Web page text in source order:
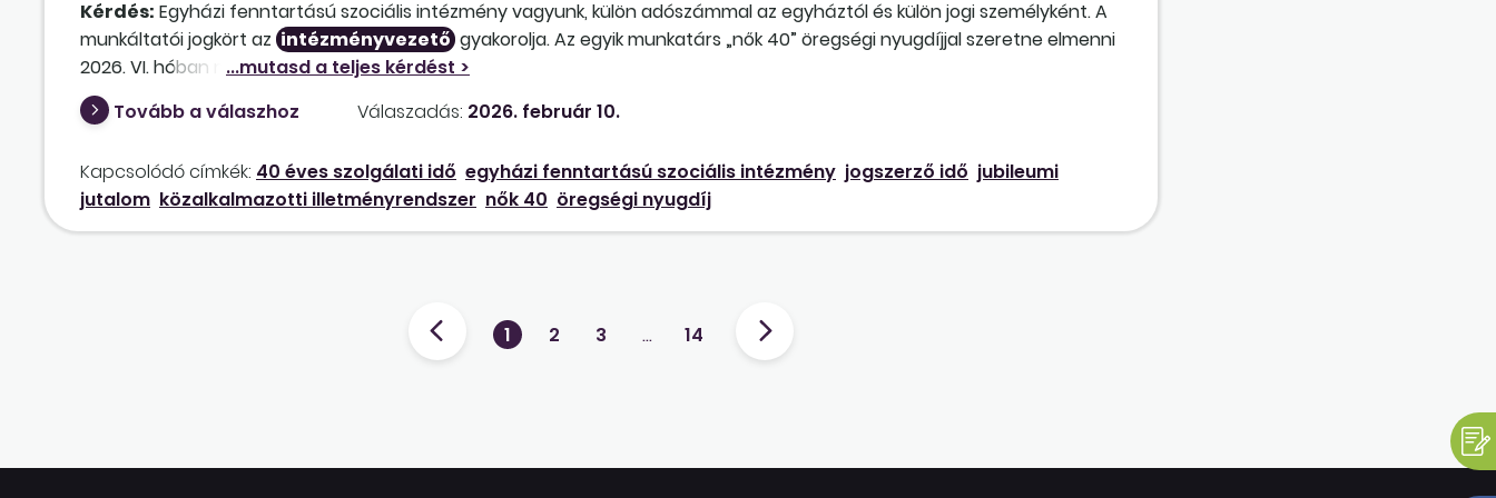
Kérdés: Egyházi fenntartású szociális intézmény vagyunk, külön adószámmal az egyháztól és külön jogi személyként. A
munkáltatói jogkört az intézményvezető gyakorolja. Az egyik munkatárs „nők 40” öregségi nyugdíjjal szeretne elmenni
2026. VI. hóban nyugdíjba. Az egyházi fenntartású szociális intézményekben – mivel állami normatívából élnek – a Kjt.
55–80. §-ában foglaltakat alkalmazni kell az előmeneteli és illetményrendszer vonatkozásában. Munkatársunk a 30 éves
jubileumi jutalomra jogosult volt 3 éve, azt megkapta. Ha 2026 júniusában megszerzi a „nők40” öregségi nyugdíjhoz
Tovább a válaszhoz Válaszadás: 2026. február 10.
Kapcsolódó címkék: 40 éves szolgálati idő egyházi fenntartású szociális intézmény jogszerző idő jubileumi
jutalom közalkalmazotti illetményrendszer nők 40 öregségi nyugdíj
1 2 3 … 14